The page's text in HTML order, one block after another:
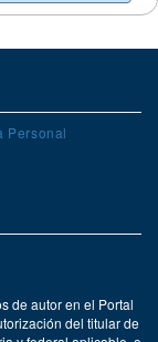
Personal
de autor en el Portal
del titular de